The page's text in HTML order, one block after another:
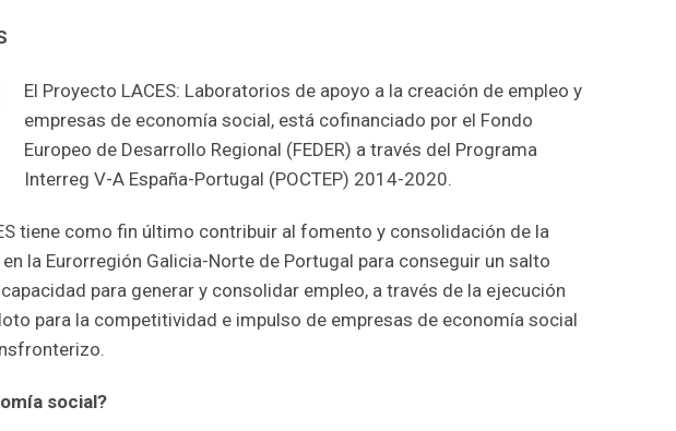
El Proyecto LACES: Laboratorios de apoyo a la creación de empleo y
empresas de economía social, está cofinanciado por el Fondo
Europeo de Desarrollo Regional (FEDER) a través del Programa
Interreg V-A España-Portugal (POCTEP) 2014-2020.
tiene como fin último contribuir al fomento y consolidación de la
la Eurorregión Galicia-Norte de Portugal para conseguir un salto
para generar y consolidar empleo, a través de la ejecución
para la competitividad e impulso de empresas de economía social
social?